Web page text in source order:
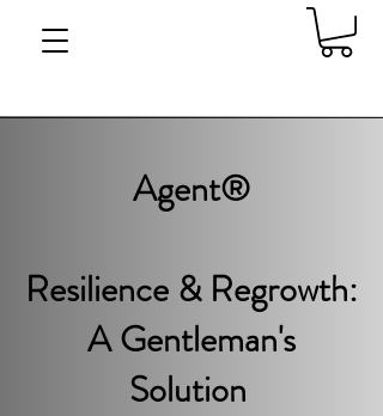
Agent®
​Resilience & Regrowth:
A Gentleman's
Solution